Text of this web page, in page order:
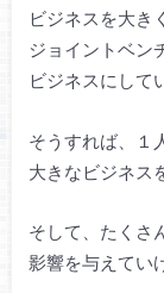
ビジネスを大き
ジョイントベン
ビジネスにして
そうすれば、１
大きなビジネス
そして、たくさ
影響を与えてい